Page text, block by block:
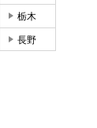
栃木
長野